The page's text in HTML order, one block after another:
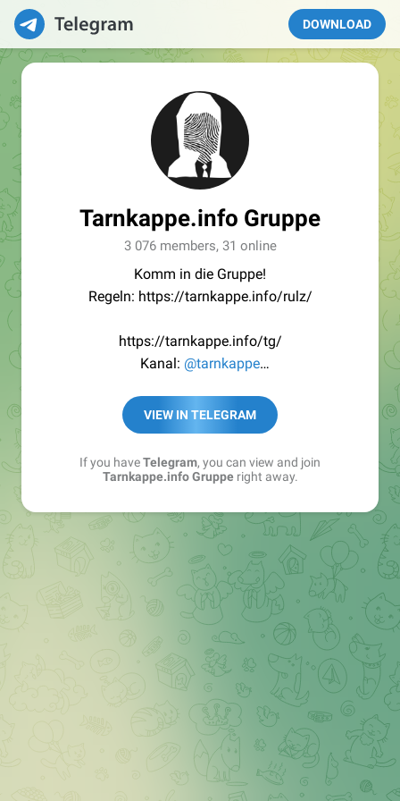
DOWNLOAD
Tarnkappe.info Gruppe
3 076 members, 31 online
Komm in die Gruppe!
Regeln: https://tarnkappe.info/rulz/
https://tarnkappe.info/tg/
Kanal: @tarnkappe
Best of:@bestoftarnkappe
Kochen: https://t.me/+WSW5F1VcmhliMjk6
VIEW IN TELEGRAM
If you haveTelegram, you can view and join
Tarnkappe.info Grupperight away.